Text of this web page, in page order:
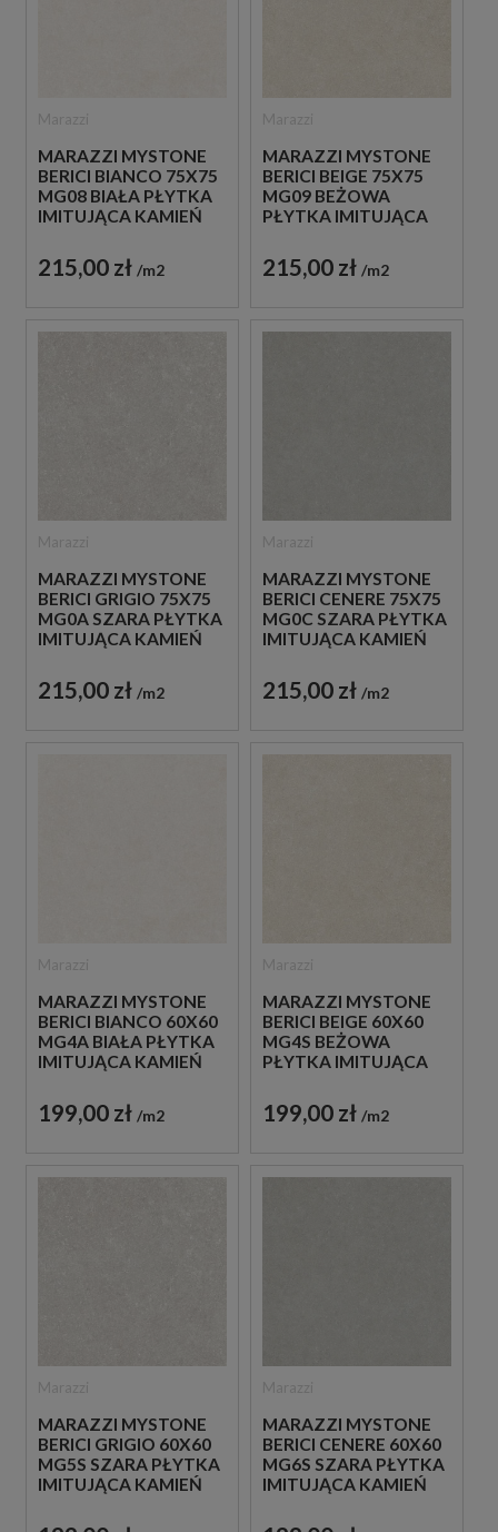
MARAZZI MYSTONE
BERICI BIANCO 75X75
MG08 BIAŁA PŁYTKA
IMITUJĄCA KAMIEŃ
215,00 zł m2
MARAZZI MYSTONE
BERICI BEIGE 75X75
MG09 BEŻOWA
PŁYTKA IMITUJĄCA
215,00 zł m2
MARAZZI MYSTONE
BERICI GRIGIO 75X75
MG0A SZARA PŁYTKA
IMITUJĄCA KAMIEŃ
215,00 zł m2
MARAZZI MYSTONE
BERICI CENERE 75X75
MG0C SZARA PŁYTKA
IMITUJĄCA KAMIEŃ
215,00 zł m2
MARAZZI MYSTONE
BERICI BIANCO 60X60
MG4A BIAŁA PŁYTKA
IMITUJĄCA KAMIEŃ
199,00 zł m2
MARAZZI MYSTONE
BERICI BEIGE 60X60
MG4S BEŻOWA
PŁYTKA IMITUJĄCA
199,00 zł m2
MARAZZI MYSTONE
BERICI GRIGIO 60X60
MG5S SZARA PŁYTKA
IMITUJĄCA KAMIEŃ
MARAZZI MYSTONE
BERICI CENERE 60X60
MG6S SZARA PŁYTKA
IMITUJĄCA KAMIEŃ